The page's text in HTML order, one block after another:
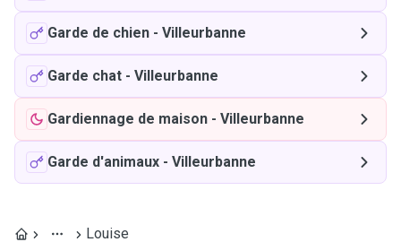
Garde de chien - Villeurbanne
Garde chat - Villeurbanne
Gardiennage de maison - Villeurbanne
Garde d'animaux - Villeurbanne
Louise